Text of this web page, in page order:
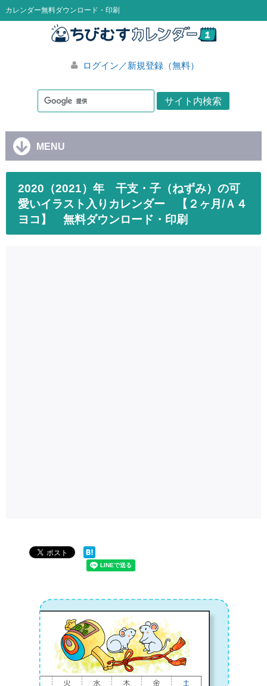
カレンダー無料ダウンロード・印刷
ログイン／新規登録（無料）
MENU
2020（2021）年 干支・子（ねずみ）の可
愛いイラスト入りカレンダー 【２ヶ月/Ａ４
ヨコ】 無料ダウンロード・印刷